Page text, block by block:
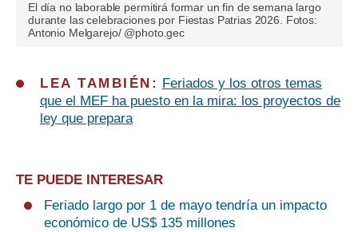
El día no laborable permitirá formar un fin de semana largo
durante las celebraciones por Fiestas Patrias 2026. Fotos:
Antonio Melgarejo/ @photo.gec
LEA TAMBIÉN:
Feriados y los otros temas
que el MEF ha puesto en la mira: los proyectos de
ley que prepara
TE PUEDE INTERESAR
Feriado largo por 1 de mayo tendría un impacto
económico de US$ 135 millones